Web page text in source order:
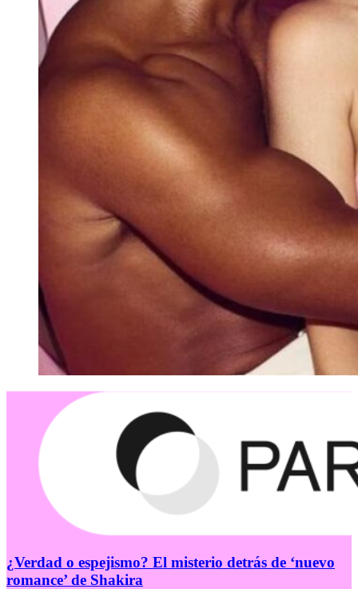
¿Verdad o espejismo? El misterio detrás de ‘nuevo
romance’ de Shakira